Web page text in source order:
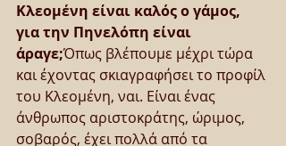
Κλεομένη είναι καλός ο γάμος,
για την Πηνελόπη είναι
άραγε;Όπως βλέπουμε μέχρι τώρα
και έχοντας σκιαγραφήσει το προφίλ
του Κλεομένη, ναι. Είναι ένας
άνθρωπος αριστοκράτης, ώριμος,
σοβαρός, έχει πολλά από τα